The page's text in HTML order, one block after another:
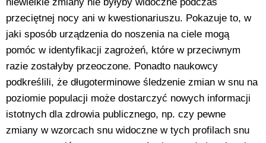
przeciętnej nocy ani w kwestionariuszu. Pokazuje to, w
jaki sposób urządzenia do noszenia na ciele mogą
pomóc w identyfikacji zagrożeń, które w przeciwnym
razie zostałyby przeoczone. Ponadto naukowcy
podkreślili, że długoterminowe śledzenie zmian w snu na
poziomie populacji może dostarczyć nowych informacji
istotnych dla zdrowia publicznego, np. czy pewne
zmiany w wzorcach snu widoczne w tych profilach snu